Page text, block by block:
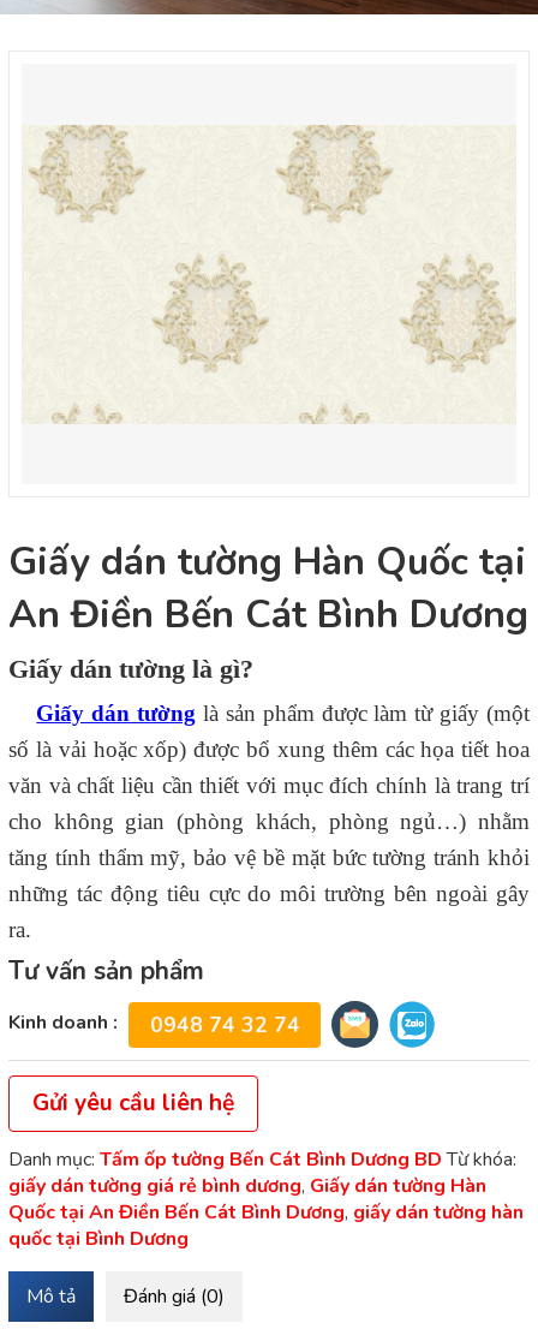
Giấy dán tường Hàn Quốc tại
An Điền Bến Cát Bình Dương
Giấy dán tường là gì?
Giấy dán tường là sản phẩm được làm từ giấy (một
số là vải hoặc xốp) được bổ xung thêm các họa tiết hoa
văn và chất liệu cần thiết với mục đích chính là trang trí
cho không gian (phòng khách, phòng ngủ…) nhằm
tăng tính thẩm mỹ, bảo vệ bề mặt bức tường tránh khỏi
những tác động tiêu cực do môi trường bên ngoài gây
ra.
Tư vấn sản phẩm
Kinh doanh : 0948 74 32 74
Gửi yêu cầu liên hệ
Danh mục: Tấm ốp tường Bến Cát Bình Dương BD Từ khóa:
giấy dán tường giá rẻ bình dương, Giấy dán tường Hàn
Quốc tại An Điền Bến Cát Bình Dương, giấy dán tường hàn
quốc tại Bình Dương
Mô tả Đánh giá (0)